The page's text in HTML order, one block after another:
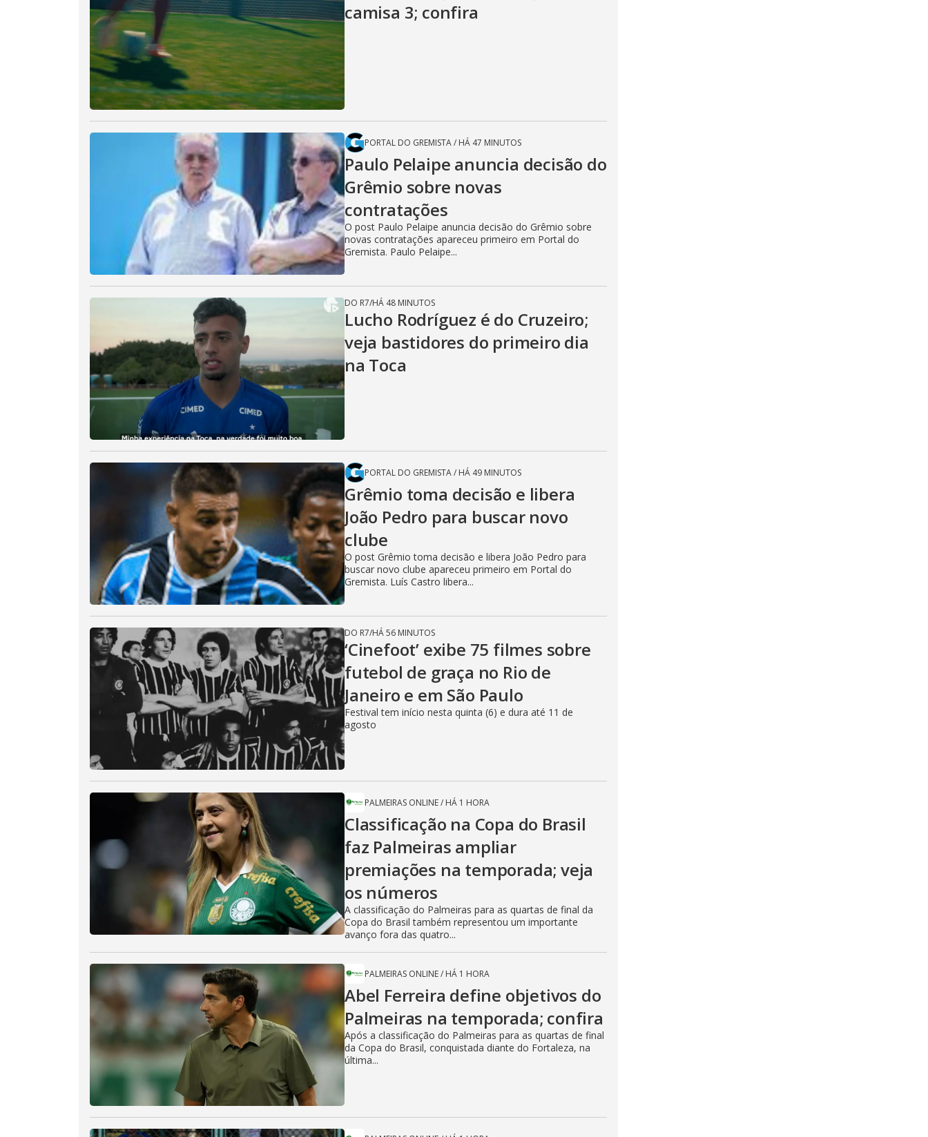
camisa 3; confira
PORTAL DO GREMISTA/ HÁ 47 MINUTOS
Paulo Pelaipe anuncia decisão do
Grêmio sobre novas
contratações
O post Paulo Pelaipe anuncia decisão do Grêmio sobre
novas contratações apareceu primeiro em Portal do
Gremista. Paulo Pelaipe...
DO R7/HÁ 48 MINUTOS
Lucho Rodríguez é do Cruzeiro;
veja bastidores do primeiro dia
na Toca
PORTAL DO GREMISTA/ HÁ 49 MINUTOS
Grêmio toma decisão e libera
João Pedro para buscar novo
clube
O post Grêmio toma decisão e libera João Pedro para
buscar novo clube apareceu primeiro em Portal do
Gremista. Luís Castro libera...
DO R7/HÁ 56 MINUTOS
‘Cinefoot’ exibe 75 filmes sobre
futebol de graça no Rio de
Janeiro e em São Paulo
Festival tem início nesta quinta (6) e dura até 11 de
agosto
PALMEIRAS ONLINE/ HÁ 1 HORA
Classificação na Copa do Brasil
faz Palmeiras ampliar
premiações na temporada; veja
os números
A classificação do Palmeiras para as quartas de final da
Copa do Brasil também representou um importante
avanço fora das quatro...
PALMEIRAS ONLINE/ HÁ 1 HORA
Abel Ferreira define objetivos do
Palmeiras na temporada; confira
Após a classificação do Palmeiras para as quartas de final
da Copa do Brasil, conquistada diante do Fortaleza, na
última...